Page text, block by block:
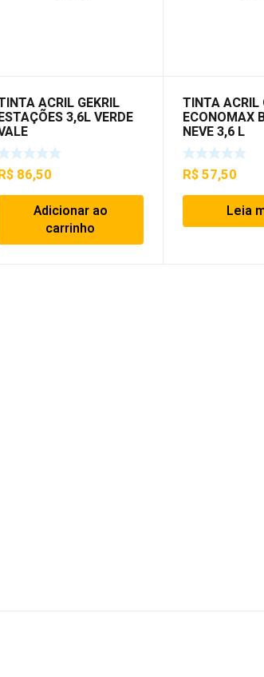
ACRIL GEKRIL
3,6L VERDE
86,50
Adicionar ao
carrinho
TINTA ACRIL
ECONOMAX
NEVE 3,6 L
R$57,50
Leia